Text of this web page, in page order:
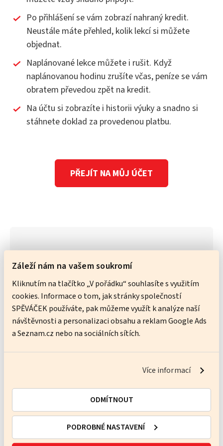
Záleží nám na vašem soukromí
Kliknutím na tlačítko „V pořádku“ souhlasíte s využitím
cookies. Informace o tom, jak stránky společností
SPĚVÁČEK používáte, pak můžeme využít k analýze naší
návštěvnosti a personalizaci obsahu a reklam Google Ads
a Seznam.cz nebo na sociálních sítích.
Více informací
PODROBNÉ NASTAVENÍ
ODMÍTNOUT
Po přihlášení se vám zobrazí nahraný kredit.
Neustále máte přehled, kolik lekcí si můžete
objednat.
Naplánované lekce můžete i rušit. Když
naplánovanou hodinu zrušíte včas, peníze se vám
obratem převedou zpět na kredit.
Na účtu si zobrazíte i historii výuky a snadno si
stáhnete doklad za provedenou platbu.
PŘEJÍT NA MŮJ ÚČET
Neznáte svou jazykovou
úroveň? Otestujte se
Vyplňte online test a změřte si své znalosti
vybraného jazyka. Po pár minutách zjistíte,
jak na tom jste a třeba už se nebudete tolik
bát lekcí s rodilým mluvčím.